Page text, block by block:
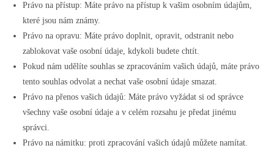
Právo na přístup: Máte právo na přístup k vašim osobním údajům,
které jsou nám známy.
Právo na opravu: Máte právo doplnit, opravit, odstranit nebo
zablokovat vaše osobní údaje, kdykoli budete chtít.
Pokud nám udělíte souhlas se zpracováním vašich údajů, máte právo
tento souhlas odvolat a nechat vaše osobní údaje smazat.
Právo na přenos vašich údajů: Máte právo vyžádat si od správce
všechny vaše osobní údaje a v celém rozsahu je předat jinému
správci.
Právo na námitku: proti zpracování vašich údajů můžete namítat.